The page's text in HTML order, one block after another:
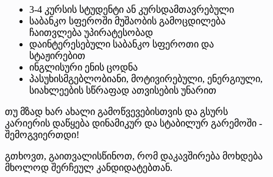
3-4 კურსის სტუდენტი ან კურსდამთავრებული
საბანკო სფეროში მუშაობის გამოცდილება
ჩაითვლება უპირატესობად
დაინტერესებული საბანკო სფეროთი და
სტაჟირებით
ინგლისური ენის ცოდნა
პასუხისმგებლობიანი, მოტივირებული, ენერგიული,
სიახლეების სწრაფად ათვისების უნარით
თუ მზად ხარ ახალი გამოწვევებისთვის და გსურს
კარიერის დაწყება დინამიკურ და სტაბილურ გარემოში -
შემოგვიერთდი!
გთხოვთ, გაითვალისწინოთ, რომ დაკავშირება მოხდება
მხოლოდ შერჩეულ კანდიდატებთან.